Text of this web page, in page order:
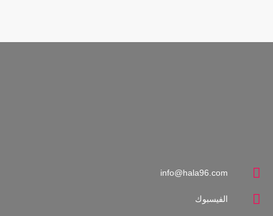
أسبوعيا كل يوم سبت من 1-2 ظهرا يهدف البرنامج للإرتقاء بالذوق
info@hala96.com
الفيسبوك